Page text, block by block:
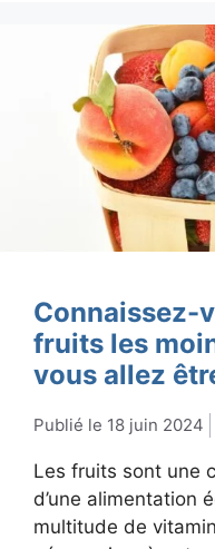
Connaissez-
fruits les
vous allez
18 juin 2024
Les fruits sont une
d’une alimentation
multitude de